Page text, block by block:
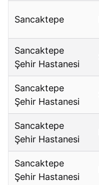
Sancaktepe
Sancaktepe
Şehir Hastanesi
Sancaktepe
Şehir Hastanesi
Sancaktepe
Şehir Hastanesi
Sancaktepe
Şehir Hastanesi